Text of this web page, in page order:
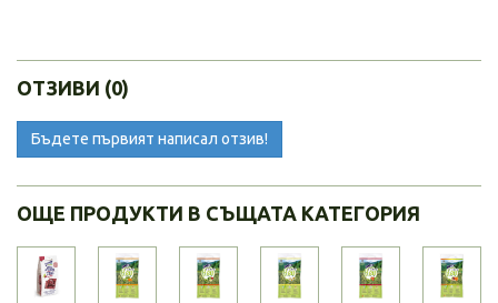
ОТЗИВИ (0)
Бъдете първият написал отзив!
ОЩЕ ПРОДУКТИ В СЪЩАТА КАТЕГОРИЯ